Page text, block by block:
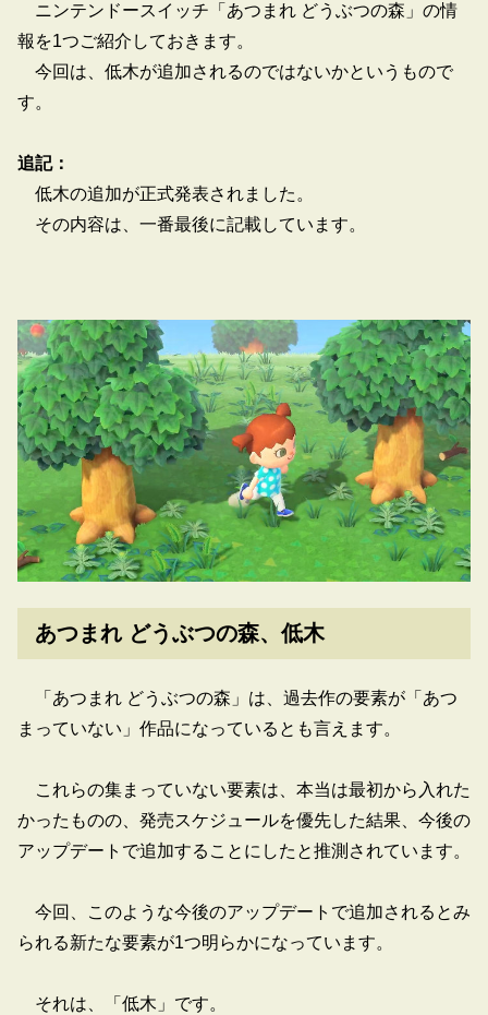
ニンテンドースイッチ「あつまれ どうぶつの森」の情
報を1つご紹介しておきます。
今回は、低木が追加されるのではないかというもので
す。
追記：
低木の追加が正式発表されました。
その内容は、一番最後に記載しています。
あつまれ どうぶつの森、低木
「あつまれ どうぶつの森」は、過去作の要素が「あつ
まっていない」作品になっているとも言えます。
これらの集まっていない要素は、本当は最初から入れた
かったものの、発売スケジュールを優先した結果、今後の
アップデートで追加することにしたと推測されています。
今回、このような今後のアップデートで追加されるとみ
られる新たな要素が1つ明らかになっています。
それは、「低木」です。